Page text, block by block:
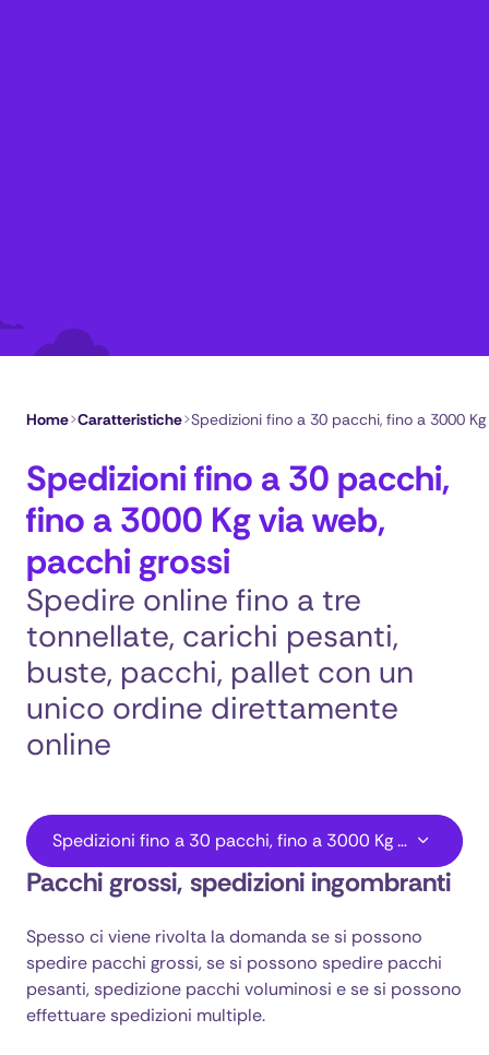
Home>Caratteristiche>Spedizioni fino a 30 pacchi, fino a 3000
Spedizioni fino a 30 pacchi,
fino a 3000 Kg via web,
pacchi grossi
Spedire online fino a tre
tonnellate, carichi pesanti,
buste, pacchi, pallet con un
unico ordine direttamente
online
Miglior Prezzo
Imballaggio
Condizioni per l’erogazione del servizio
informativa sulla privacy
Spedizioni fino a 30 pacchi, fino a 3000 Kg via web, pacchi grossi
Pacchi grossi, spedizioni ingombranti
Spesso ci viene rivolta la domanda se si possono
spedire pacchi grossi, se si possono spedire pacchi
pesanti, spedizione pacchi voluminosi e se si possono
effettuare spedizioni multiple.